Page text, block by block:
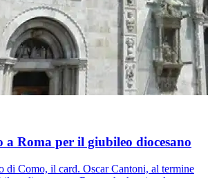
a Roma per il giubileo diocesano
di Como, il card. Oscar Cantoni, al termine